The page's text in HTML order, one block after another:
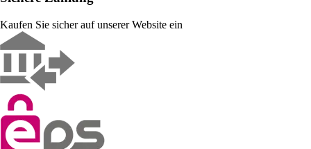
Kaufen Sie sicher auf unserer Website ein